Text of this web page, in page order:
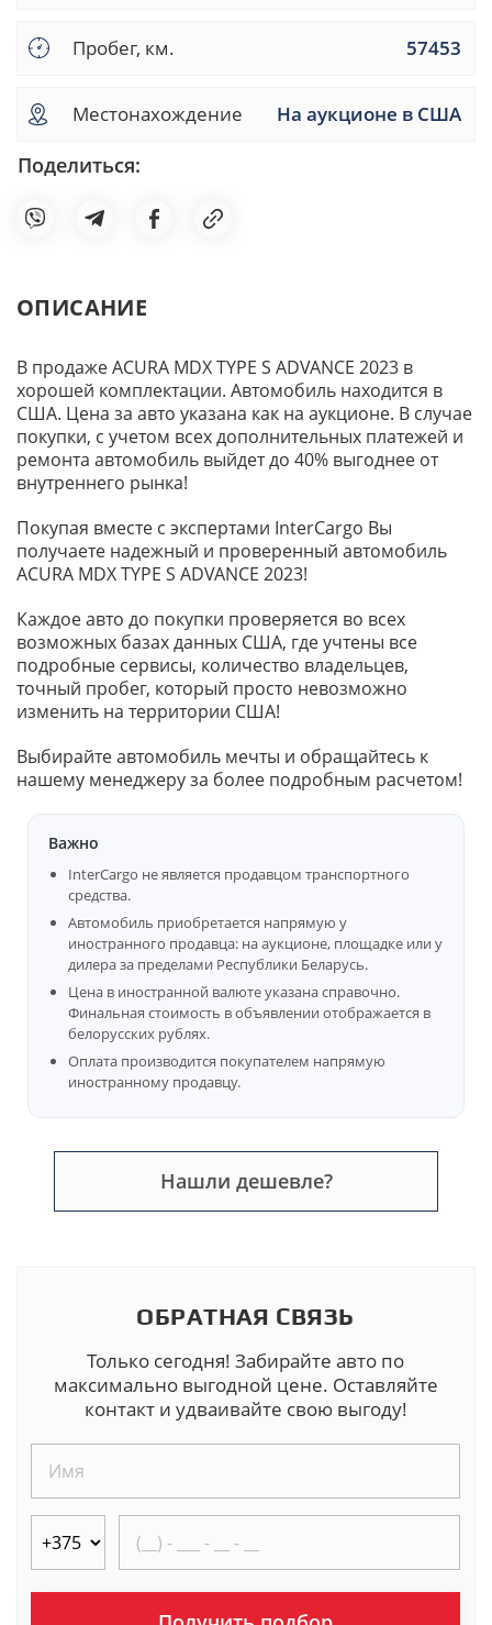
Пробег, км. 57453
Местонахождение На аукционе в США
Поделиться:
ОПИСАНИЕ
В продаже ACURA MDX TYPE S ADVANCE 2023 в
хорошей комплектации. Автомобиль находится в
США. Цена за авто указана как на аукционе. В случае
покупки, с учетом всех дополнительных платежей и
ремонта автомобиль выйдет до 40% выгоднее от
внутреннего рынка!
Покупая вместе с экспертами InterCargo Вы
получаете надежный и проверенный автомобиль
ACURA MDX TYPE S ADVANCE 2023!
Каждое авто до покупки проверяется во всех
возможных базах данных США, где учтены все
подробные сервисы, количество владельцев,
точный пробег, который просто невозможно
изменить на территории США!
Выбирайте автомобиль мечты и обращайтесь к
нашему менеджеру за более подробным расчетом!
Важно
InterCargo не является продавцом транспортного
средства.
Автомобиль приобретается напрямую у
иностранного продавца: на аукционе, площадке или у
дилера за пределами Республики Беларусь.
Цена в иностранной валюте указана справочно.
Финальная стоимость в объявлении отображается в
белорусских рублях.
Оплата производится покупателем напрямую
иностранному продавцу.
Нашли дешевле?
ОБРАТНАЯ СВЯЗЬ
Только сегодня! Забирайте авто по
максимально выгодной цене. Оставляйте
контакт и удваивайте свою выгоду!